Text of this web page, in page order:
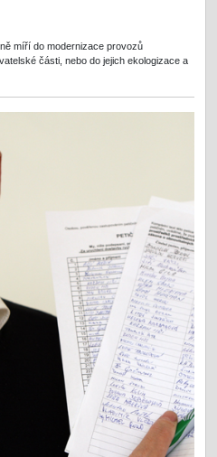
míří do modernizace provozů
části, nebo do jejich ekologizace a